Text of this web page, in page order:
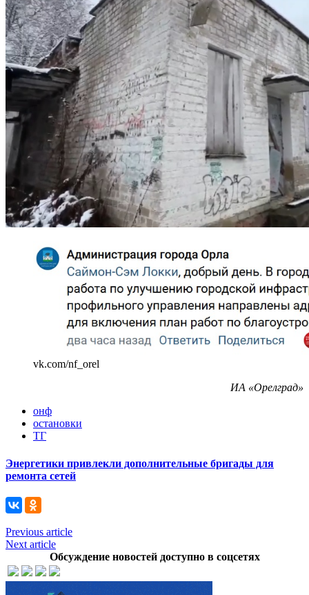
vk.com/nf_orel
ИА «Орелград»
онф
остановки
ТГ
Энергетики привлекли дополнительные бригады для
ремонта сетей
Previous article
Next article
Обсуждение новостей доступно в соцсетях